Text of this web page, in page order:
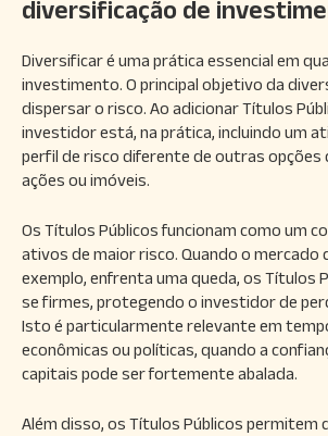
diversificação de
Diversificar é uma prática essencial em
investimento. O principal objetivo da
dispersar o risco. Ao adicionar Títulos
investidor está, na prática, incluindo um
perfil de risco diferente de outras opções
ações ou imóveis.
Os Títulos Públicos funcionam como um
ativos de maior risco. Quando o mercado
exemplo, enfrenta uma queda, os Títulos
se firmes, protegendo o investidor de
Isto é particularmente relevante em
econômicas ou políticas, quando a
capitais pode ser fortemente abalada.
Além disso, os Títulos Públicos permitem